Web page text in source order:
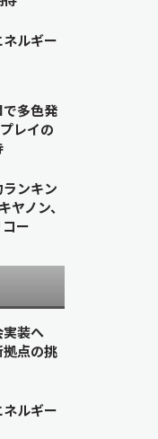
ルギー
多色発
レイの
ンキン
ノン、
ー
実装へ
点の挑
ルギー